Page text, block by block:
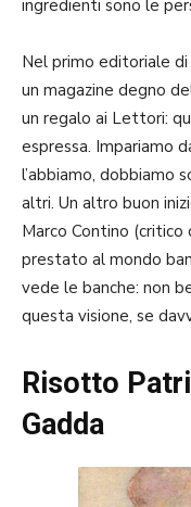
ingredienti sono le
Nel primo editoriale
un magazine degno
un regalo ai Lettori:
espressa. Impariamo
l’abbiamo, dobbiamo
altri. Un altro buon
Marco Contino
prestato al mondo
vede le banche: non
questa visione, se
Risotto
Gadda